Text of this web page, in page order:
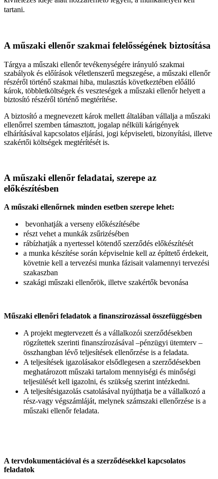
tartani.
A műszaki ellenőr szakmai felelősségének biztosítása
Tárgya a műszaki ellenőr tevékenységére irányuló szakmai
szabályok és előírások véletlenszerű megszegése, a műszaki ellenőr
részéről történő szakmai hiba, mulasztás következtében előálló
károk, többletköltségek és veszteségek a műszaki ellenőr helyett a
biztosító részéről történő megtérítése.
A biztosító a megnevezett károk mellett általában vállalja a műszaki
ellenőrrel szemben támasztott, jogalap nélküli kárigények
elhárításával kapcsolatos eljárási, jogi képviseleti, bizonyítási, illetve
szakértői költségek megtérítését is.
A műszaki ellenőr feladatai, szerepe az
előkészítésben
A műszaki ellenőrnek minden esetben szerepe lehet:
bevonhatják a verseny előkészítésébe
részt vehet a munkák zsűrizésében
rábízhatják a nyertessel kötendő szerződés előkészítését
a munka készítése során képviselnie kell az építtető érdekeit,
követnie kell a tervezési munka fázisait valamennyi tervezési
szakaszban
szakági műszaki ellenőrök, illetve szakértők bevonása
Műszaki ellenőri feladatok a finanszírozással összefüggésben
A projekt megtervezett és a vállalkozói szerződésekben
rögzítettek szerinti finanszírozásával –pénzügyi ütemterv –
összhangban lévő teljesítések ellenőrzése is a feladata.
A teljesítések igazolásakor elsődlegesen a szerződésekben
meghatározott műszaki tartalom mennyiségi és minőségi
teljesülését kell igazolni, és szükség szerint intézkedni.
A teljesítésigazolás csatolásával nyújthatja be a vállalkozó a
rész-vagy végszámláját, melynek számszaki ellenőrzése is a
műszaki ellenőr feladata.
A tervdokumentációval és a szerződésekkel kapcsolatos
feladatok